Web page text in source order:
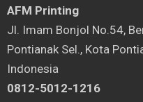
AFM Printing
⁠Jl. Imam Bonjol No.54,
Pontianak Sel., Kota
Indonesia
0812-5012-1216